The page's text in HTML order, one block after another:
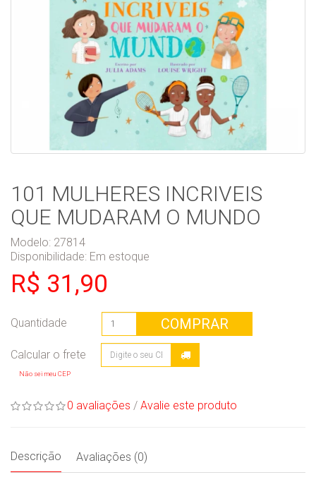
101 MULHERES INCRIVEIS
QUE MUDARAM O MUNDO
Modelo: 27814
Disponibilidade: Em estoque
R$ 31,90
Quantidade COMPRAR
Não sei meu CEP
0 avaliações / Avalie este produto
Descrição Avaliações (0)